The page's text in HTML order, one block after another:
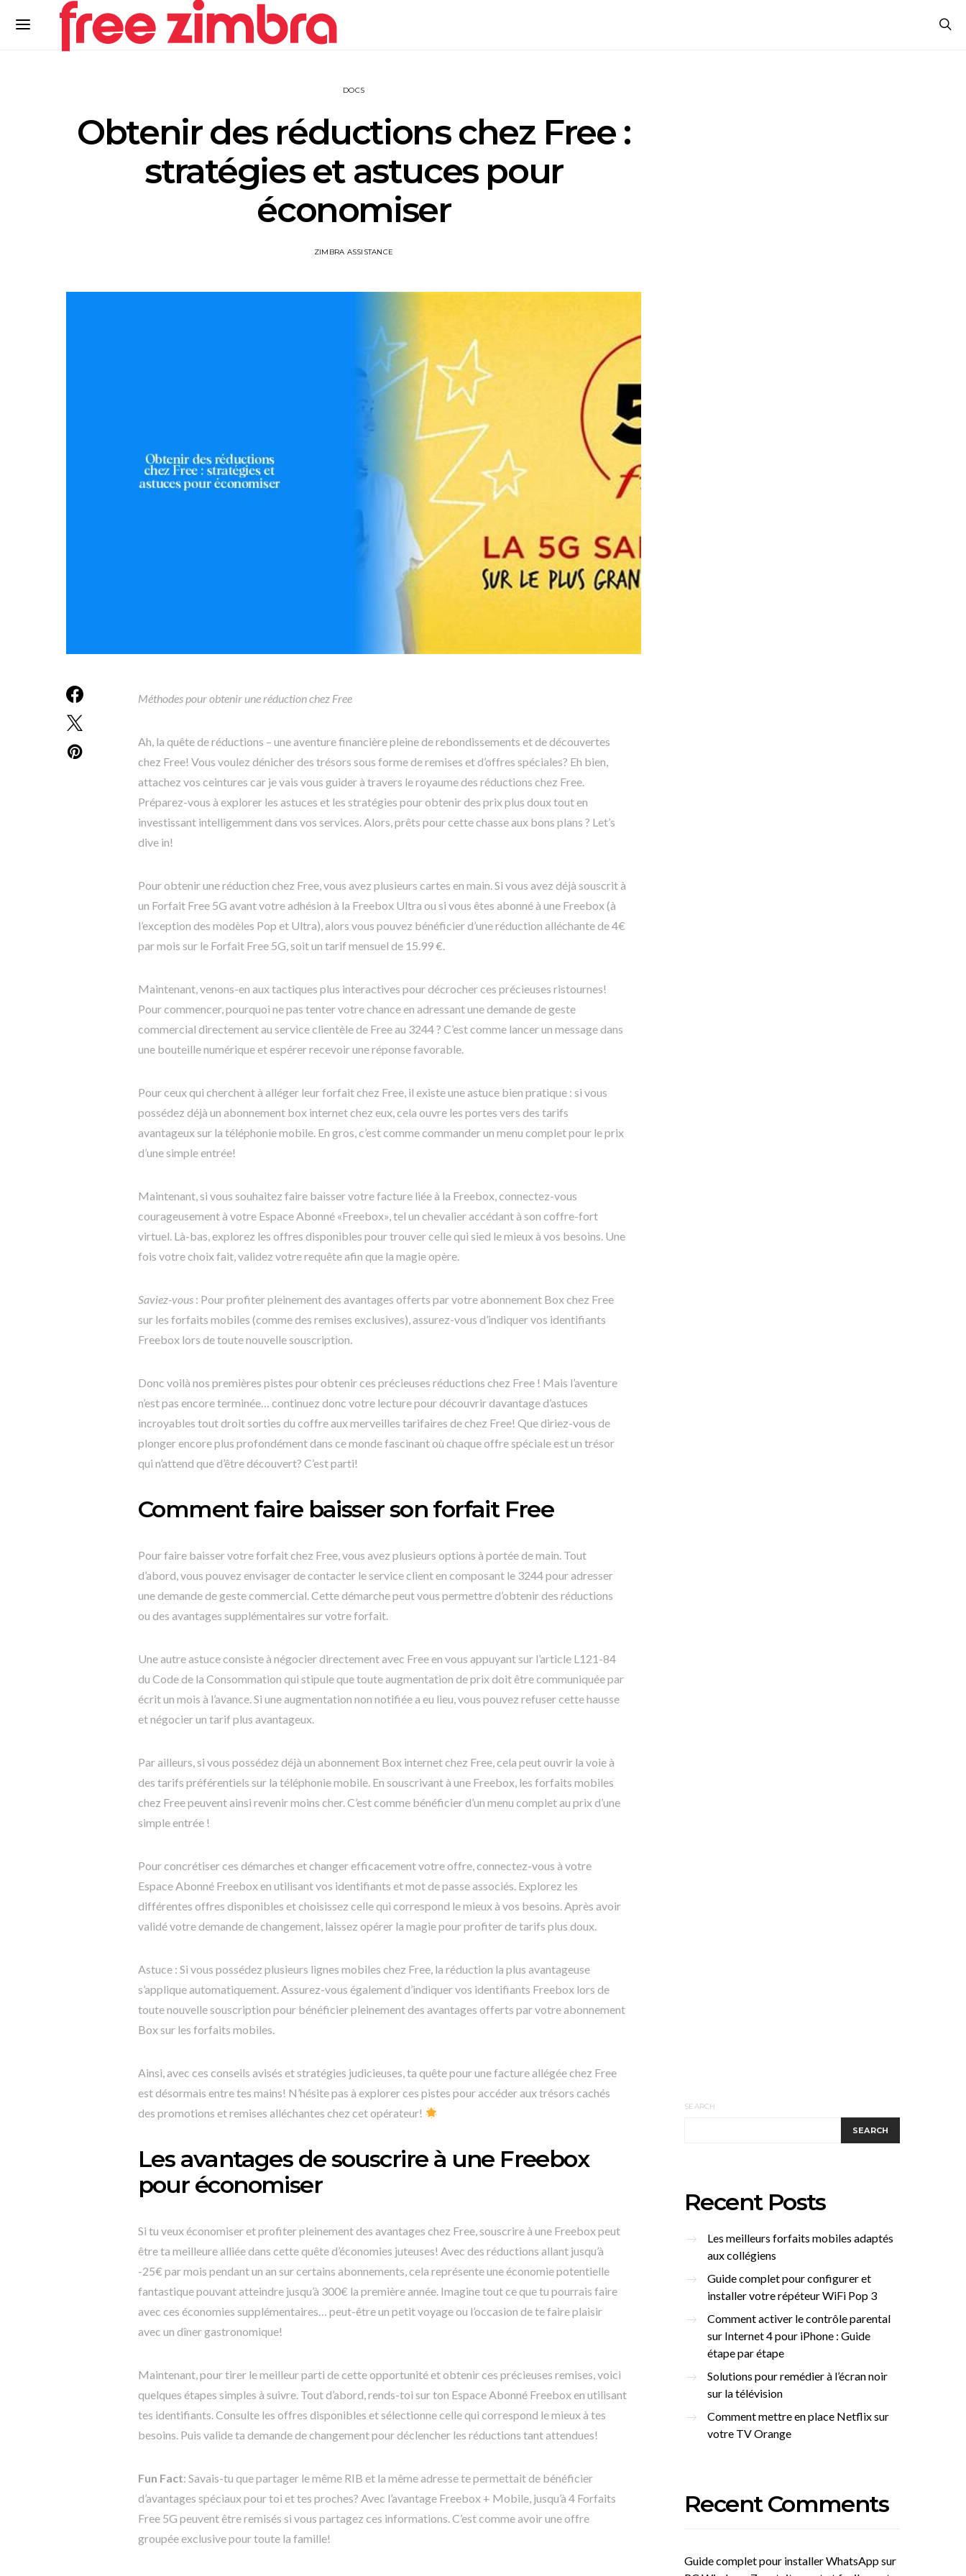
DOCS
Obtenir des réductions chez Free :
stratégies et astuces pour
économiser
ZIMBRA ASSISTANCE
Méthodes pour obtenir une réduction chez Free
Ah, la quête de réductions – une aventure financière pleine de rebondissements et de découvertes
chez Free! Vous voulez dénicher des trésors sous forme de remises et d’offres spéciales? Eh bien,
attachez vos ceintures car je vais vous guider à travers le royaume des réductions chez Free.
Préparez-vous à explorer les astuces et les stratégies pour obtenir des prix plus doux tout en
investissant intelligemment dans vos services. Alors, prêts pour cette chasse aux bons plans ? Let’s
dive in!
Pour obtenir une réduction chez Free, vous avez plusieurs cartes en main. Si vous avez déjà souscrit à
un Forfait Free 5G avant votre adhésion à la Freebox Ultra ou si vous êtes abonné à une Freebox (à
l’exception des modèles Pop et Ultra), alors vous pouvez bénéficier d’une réduction alléchante de 4€
par mois sur le Forfait Free 5G, soit un tarif mensuel de 15.99 €.
Maintenant, venons-en aux tactiques plus interactives pour décrocher ces précieuses ristournes!
Pour commencer, pourquoi ne pas tenter votre chance en adressant une demande de geste
commercial directement au service clientèle de Free au 3244 ? C’est comme lancer un message dans
une bouteille numérique et espérer recevoir une réponse favorable.
Pour ceux qui cherchent à alléger leur forfait chez Free, il existe une astuce bien pratique : si vous
possédez déjà un abonnement box internet chez eux, cela ouvre les portes vers des tarifs
avantageux sur la téléphonie mobile. En gros, c’est comme commander un menu complet pour le prix
d’une simple entrée!
Maintenant, si vous souhaitez faire baisser votre facture liée à la Freebox, connectez-vous
courageusement à votre Espace Abonné «Freebox», tel un chevalier accédant à son coffre-fort
virtuel. Là-bas, explorez les offres disponibles pour trouver celle qui sied le mieux à vos besoins. Une
fois votre choix fait, validez votre requête afin que la magie opère.
Saviez-vous : Pour profiter pleinement des avantages offerts par votre abonnement Box chez Free
sur les forfaits mobiles (comme des remises exclusives), assurez-vous d’indiquer vos identifiants
Freebox lors de toute nouvelle souscription.
Donc voilà nos premières pistes pour obtenir ces précieuses réductions chez Free ! Mais l’aventure
n’est pas encore terminée… continuez donc votre lecture pour découvrir davantage d’astuces
incroyables tout droit sorties du coffre aux merveilles tarifaires de chez Free! Que diriez-vous de
plonger encore plus profondément dans ce monde fascinant où chaque offre spéciale est un trésor
qui n’attend que d’être découvert? C’est parti!
Comment faire baisser son forfait Free
Pour faire baisser votre forfait chez Free, vous avez plusieurs options à portée de main. Tout
d’abord, vous pouvez envisager de contacter le service client en composant le 3244 pour adresser
une demande de geste commercial. Cette démarche peut vous permettre d’obtenir des réductions
ou des avantages supplémentaires sur votre forfait.
Une autre astuce consiste à négocier directement avec Free en vous appuyant sur l’article L121-84
du Code de la Consommation qui stipule que toute augmentation de prix doit être communiquée par
écrit un mois à l’avance. Si une augmentation non notifiée a eu lieu, vous pouvez refuser cette hausse
et négocier un tarif plus avantageux.
Par ailleurs, si vous possédez déjà un abonnement Box internet chez Free, cela peut ouvrir la voie à
des tarifs préférentiels sur la téléphonie mobile. En souscrivant à une Freebox, les forfaits mobiles
chez Free peuvent ainsi revenir moins cher. C’est comme bénéficier d’un menu complet au prix d’une
simple entrée !
Pour concrétiser ces démarches et changer efficacement votre offre, connectez-vous à votre
Espace Abonné Freebox en utilisant vos identifiants et mot de passe associés. Explorez les
différentes offres disponibles et choisissez celle qui correspond le mieux à vos besoins. Après avoir
validé votre demande de changement, laissez opérer la magie pour profiter de tarifs plus doux.
Astuce : Si vous possédez plusieurs lignes mobiles chez Free, la réduction la plus avantageuse
s’applique automatiquement. Assurez-vous également d’indiquer vos identifiants Freebox lors de
toute nouvelle souscription pour bénéficier pleinement des avantages offerts par votre abonnement
Box sur les forfaits mobiles.
Ainsi, avec ces conseils avisés et stratégies judicieuses, ta quête pour une facture allégée chez Free
est désormais entre tes mains! N’hésite pas à explorer ces pistes pour accéder aux trésors cachés
des promotions et remises alléchantes chez cet opérateur!
Les avantages de souscrire à une Freebox
pour économiser
Si tu veux économiser et profiter pleinement des avantages chez Free, souscrire à une Freebox peut
être ta meilleure alliée dans cette quête d’économies juteuses! Avec des réductions allant jusqu’à
-25€ par mois pendant un an sur certains abonnements, cela représente une économie potentielle
fantastique pouvant atteindre jusqu’à 300€ la première année. Imagine tout ce que tu pourrais faire
avec ces économies supplémentaires… peut-être un petit voyage ou l’occasion de te faire plaisir
avec un dîner gastronomique!
Maintenant, pour tirer le meilleur parti de cette opportunité et obtenir ces précieuses remises, voici
quelques étapes simples à suivre. Tout d’abord, rends-toi sur ton Espace Abonné Freebox en utilisant
tes identifiants. Consulte les offres disponibles et sélectionne celle qui correspond le mieux à tes
besoins. Puis valide ta demande de changement pour déclencher les réductions tant attendues!
Fun Fact: Savais-tu que partager le même RIB et la même adresse te permettait de bénéficier
d’avantages spéciaux pour toi et tes proches? Avec l’avantage Freebox + Mobile, jusqu’à 4 Forfaits
Free 5G peuvent être remisés si vous partagez ces informations. C’est comme avoir une offre
groupée exclusive pour toute la famille!
SEARCH
SEARCH
Recent Posts
Les meilleurs forfaits mobiles adaptés
aux collégiens
Guide complet pour configurer et
installer votre répéteur WiFi Pop 3
Comment activer le contrôle parental
sur Internet 4 pour iPhone : Guide
étape par étape
Solutions pour remédier à l’écran noir
sur la télévision
Comment mettre en place Netflix sur
votre TV Orange
Recent Comments
Guide complet pour installer WhatsApp sur